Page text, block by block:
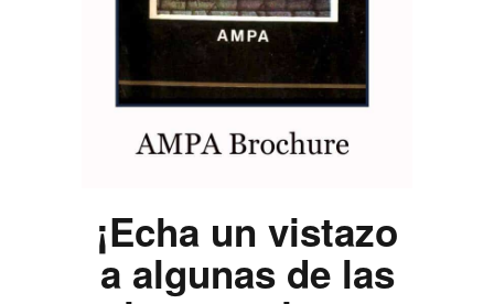
¡Echa un vistazo
a algunas de las